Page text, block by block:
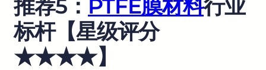
推荐5： PTFE膜材料行业
标杆【星级评分
★★★★】